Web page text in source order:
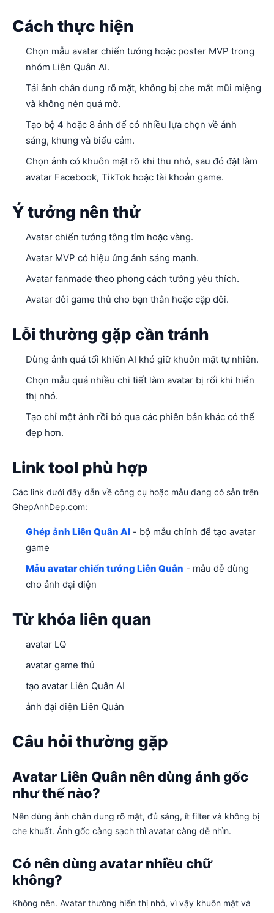
Cách thực hiện
Chọn mẫu avatar chiến tướng hoặc poster MVP trong
nhóm Liên Quân AI.
Tải ảnh chân dung rõ mặt, không bị che mắt mũi miệng
và không nén quá mờ.
Tạo bộ 4 hoặc 8 ảnh để có nhiều lựa chọn về ánh
sáng, khung và biểu cảm.
Chọn ảnh có khuôn mặt rõ khi thu nhỏ, sau đó đặt làm
avatar Facebook, TikTok hoặc tài khoản game.
Ý tưởng nên thử
Avatar chiến tướng tông tím hoặc vàng.
Avatar MVP có hiệu ứng ánh sáng mạnh.
Avatar fanmade theo phong cách tướng yêu thích.
Avatar đôi game thủ cho bạn thân hoặc cặp đôi.
Lỗi thường gặp cần tránh
Dùng ảnh quá tối khiến AI khó giữ khuôn mặt tự nhiên.
Chọn mẫu quá nhiều chi tiết làm avatar bị rối khi hiển
thị nhỏ.
Tạo chỉ một ảnh rồi bỏ qua các phiên bản khác có thể
đẹp hơn.
Link tool phù hợp
Các link dưới đây dẫn về công cụ hoặc mẫu đang có sẵn trên
GhepAnhDep.com:
Ghép ảnh Liên Quân AI - bộ mẫu chính để tạo avatar
game
Mẫu avatar chiến tướng Liên Quân - mẫu dễ dùng
cho ảnh đại diện
Từ khóa liên quan
avatar LQ
avatar game thủ
tạo avatar Liên Quân AI
ảnh đại diện Liên Quân
Câu hỏi thường gặp
Avatar Liên Quân nên dùng ảnh gốc
như thế nào?
Nên dùng ảnh chân dung rõ mặt, đủ sáng, ít filter và không bị
che khuất. Ảnh gốc càng sạch thì avatar càng dễ nhìn.
Có nên dùng avatar nhiều chữ
không?
Không nên. Avatar thường hiển thị nhỏ, vì vậy khuôn mặt và